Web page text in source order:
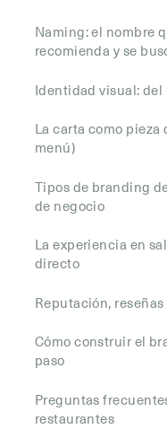
Naming: el nombre
recomienda y se
Identidad visual: del
La carta como
menú)
Tipos de branding
de negocio
La experiencia en
directo
Reputación,
Cómo construir el
paso
Preguntas
restaurantes